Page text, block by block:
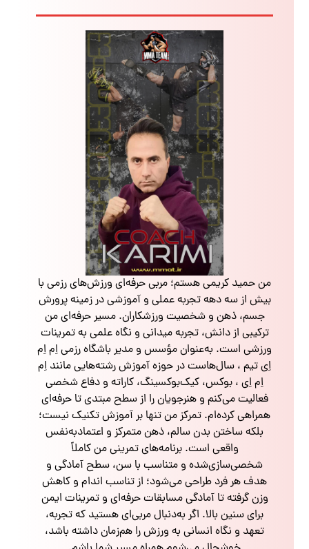
من حمید کریمی هستم؛ مربی حرفه‌ای ورزش‌های رزمی با
بیش از سه دهه تجربه عملی و آموزشی در زمینه پرورش
جسم، ذهن و شخصیت ورزشکاران. مسیر حرفه‌ای من
ترکیبی از دانش، تجربه میدانی و نگاه علمی به تمرینات
ورزشی است. به‌عنوان مؤسس و مدیر باشگاه رزمی اِم اِم
اِی تیم ، سال‌هاست در حوزه آموزش رشته‌هایی مانند اِم
اِم اِی ، بوکس، کیک‌بوکسینگ، کاراته و دفاع شخصی
فعالیت می‌کنم و هنرجویان را از سطح مبتدی تا حرفه‌ای
همراهی کرده‌ام. تمرکز من تنها بر آموزش تکنیک نیست؛
بلکه ساختن بدن سالم، ذهن متمرکز و اعتمادبه‌نفس
واقعی است. برنامه‌های تمرینی من کاملاً
شخصی‌سازی‌شده و متناسب با سن، سطح آمادگی و
هدف هر فرد طراحی می‌شود؛ از تناسب اندام و کاهش
وزن گرفته تا آمادگی مسابقات حرفه‌ای و تمرینات ایمن
برای سنین بالا. اگر به‌دنبال مربی‌ای هستید که تجربه،
تعهد و نگاه انسانی به ورزش را هم‌زمان داشته باشد،